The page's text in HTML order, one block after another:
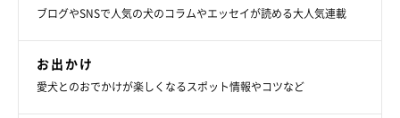
ブログやSNSで人気の犬のコラムやエッセイが読める大人気連載
お出かけ
愛犬とのおでかけが楽しくなるスポット情報やコツなど